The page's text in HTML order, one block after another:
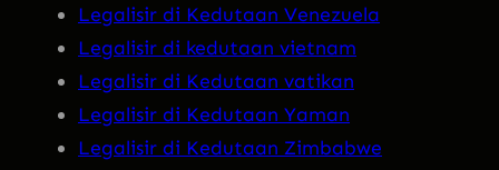
Legalisir di Kedutaan Venezuela
Legalisir di kedutaan vietnam
Legalisir di Kedutaan vatikan
Legalisir di Kedutaan Yaman
Legalisir di Kedutaan Zimbabwe